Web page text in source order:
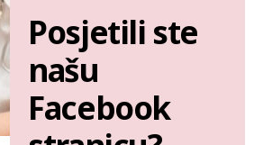
Posjetili ste
našu
Facebook